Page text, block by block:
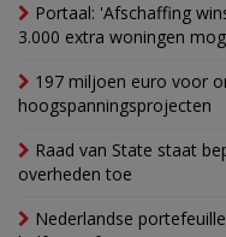
Portaal: 'Afschaffing
3.000 extra woningen
197 miljoen euro voor
hoogspanningsprojecten
Raad van State staat
overheden toe
Nederlandse